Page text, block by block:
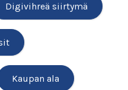
Digivihreä siirtymä
Kaupan ala